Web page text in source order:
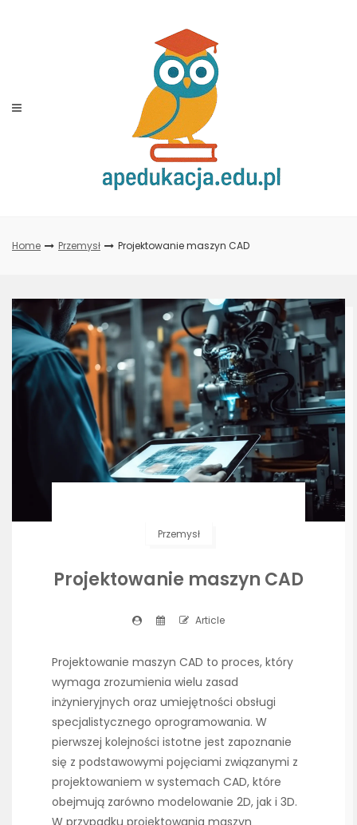
Home Przemysł Projektowanie maszyn CAD
Przemysł
Projektowanie maszyn CAD
Article
Projektowanie maszyn CAD to proces, który
wymaga zrozumienia wielu zasad
inżynieryjnych oraz umiejętności obsługi
specjalistycznego oprogramowania. W
pierwszej kolejności istotne jest zapoznanie
się z podstawowymi pojęciami związanymi z
projektowaniem w systemach CAD, które
obejmują zarówno modelowanie 2D, jak i 3D.
W przypadku projektowania maszyn